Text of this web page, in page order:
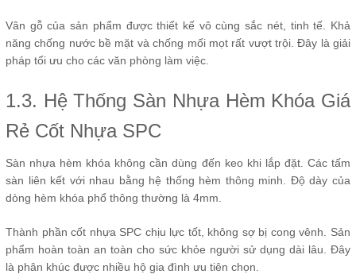
Vân gỗ của sản phẩm được thiết kế vô cùng sắc nét, tinh tế. Khả
năng chống nước bề mặt và chống mối mọt rất vượt trội. Đây là giải
pháp tối ưu cho các văn phòng làm việc.
1.3. Hệ Thống Sàn Nhựa Hèm Khóa Giá
Rẻ Cốt Nhựa SPC
Sàn nhựa hèm khóa không cần dùng đến keo khi lắp đặt. Các tấm
sàn liên kết với nhau bằng hệ thống hèm thông minh. Độ dày của
dòng hèm khóa phổ thông thường là 4mm.
Thành phần cốt nhựa SPC chịu lực tốt, không sợ bị cong vênh. Sản
phẩm hoàn toàn an toàn cho sức khỏe người sử dụng dài lâu. Đây
là phân khúc được nhiều hộ gia đình ưu tiên chọn.